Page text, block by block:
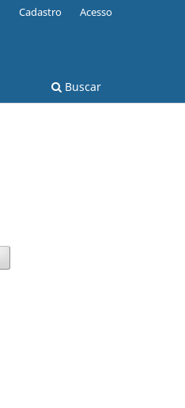
Buscar
Cadastro Acesso